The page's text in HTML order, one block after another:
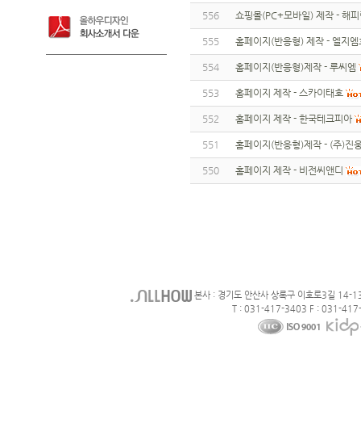
556 쇼핑몰(PC+모바일) 제작 - 해
555 홈페이지(반응형) 제작 - 엘지엠
554 홈페이지(반응형)제작 - 루씨엠
553 홈페이지 제작 - 스카이태호
552 홈페이지 제작 - 한국테크피아
551 홈페이지(반응형)제작 - (주)진
550 홈페이지 제작 - 비전씨앤디
본사 : 경기도 안산사 상록구 이호로3길 14-
T : 031-417-3403 F : 031-